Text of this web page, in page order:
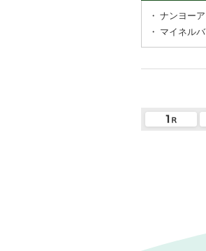
・ ナンヨー
・ マイネル